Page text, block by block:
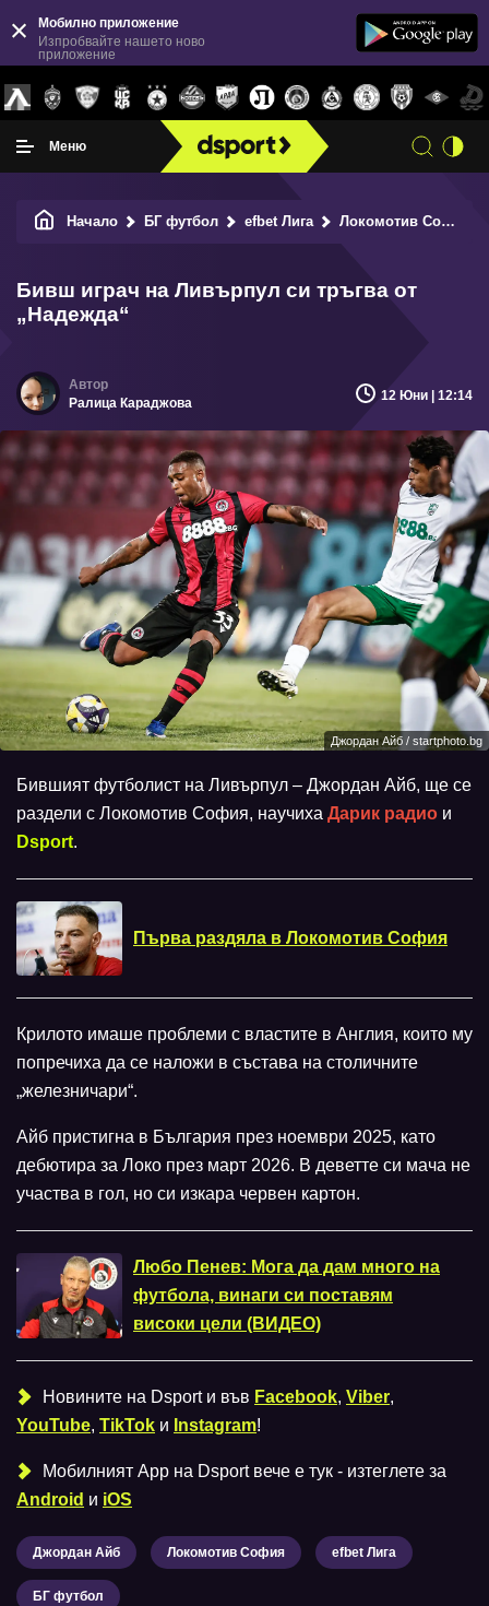
Мобилно приложение
Изпробвайте нашето ново
приложение
Меню
Начало БГ футбол efbet Лига Локомотив София
Бивш играч на Ливърпул си тръгва от
„Надежда“
Ралица Караджова 12 Юни | 12:14
Джордан Айб / startphoto.bg
Бившият футболист на Ливърпул – Джордан Айб, ще се
раздели с Локомотив София, научиха Дарик радио и
Dsport.
Първа раздяла в Локомотив София
Крилото имаше проблеми с властите в Англия, които му
попречиха да се наложи в състава на столичните
„железничари“.
Айб пристигна в България през ноември 2025, като
дебютира за Локо през март 2026. В деветте си мача не
участва в гол, но си изкара червен картон.
Любо Пенев: Мога да дам много на
футбола, винаги си поставям
високи цели (ВИДЕО)
Новините на Dsport и във Facebook, Viber,
YouTube, TikTok и Instagram!
Мобилният Аpp на Dsport вече е тук - изтеглете за
Android и iOS
Джордан Айб Локомотив София efbet Лига
БГ футбол